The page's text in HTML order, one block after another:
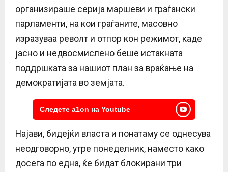
организираше серија маршеви и граѓански
парламенти, на кои граѓаните, масовно
изразуваа револт и отпор кон режимот, каде
јасно и недвосмислено беше истакната
поддршката за нашиот план за враќање на
демократијата во земјата.
Следете a1on на Youtube
Најави, бидејќи власта и понатаму се однесува
неодговорно, утре понеделник, наместо како
досега по една, ќе бидат блокирани три